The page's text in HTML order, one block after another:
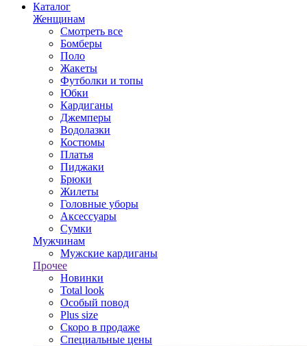
Каталог
Женщинам
Смотреть все
Бомберы
Поло
Жакеты
Футболки и топы
Юбки
Кардиганы
Джемперы
Водолазки
Костюмы
Платья
Пиджаки
Брюки
Жилеты
Головные уборы
Аксессуары
Сумки
Мужчинам
Мужские кардиганы
Прочее
Новинки
Total look
Особый повод
Plus size
Скоро в продаже
Специальные цены